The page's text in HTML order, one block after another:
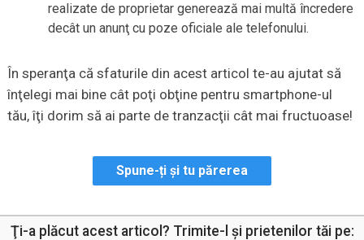
realizate de proprietar generează mai multă încredere
decât un anunţ cu poze oficiale ale telefonului.
În speranţa că sfaturile din acest articol te-au ajutat să
înţelegi mai bine cât poţi obţine pentru smartphone-ul
tău, îţi dorim să ai parte de tranzacţii cât mai fructuoase!
Spune-ți și tu părerea
Ţi-a plăcut acest articol? Trimite-l şi prietenilor tăi pe: